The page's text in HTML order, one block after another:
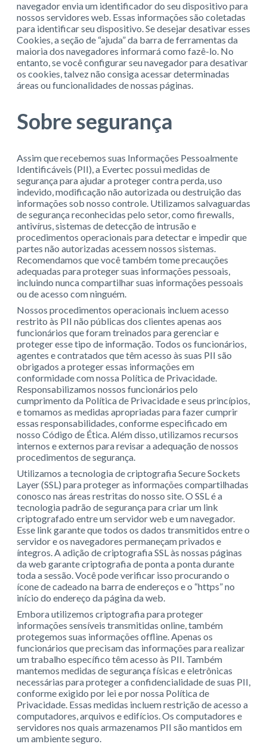
navegador envia um identificador do seu dispositivo para
nossos servidores web. Essas informações são coletadas
para identificar seu dispositivo. Se desejar desativar esses
Cookies, a seção de “ajuda” da barra de ferramentas da
maioria dos navegadores informará como fazê-lo. No
entanto, se você configurar seu navegador para desativar
os cookies, talvez não consiga acessar determinadas
áreas ou funcionalidades de nossas páginas.
Sobre segurança
Assim que recebemos suas Informações Pessoalmente
Identificáveis (PII), a Evertec possui medidas de
segurança para ajudar a proteger contra perda, uso
indevido, modificação não autorizada ou destruição das
informações sob nosso controle. Utilizamos salvaguardas
de segurança reconhecidas pelo setor, como firewalls,
antivírus, sistemas de detecção de intrusão e
procedimentos operacionais para detectar e impedir que
partes não autorizadas acessem nossos sistemas.
Recomendamos que você também tome precauções
adequadas para proteger suas informações pessoais,
incluindo nunca compartilhar suas informações pessoais
ou de acesso com ninguém.
Nossos procedimentos operacionais incluem acesso
restrito às PII não públicas dos clientes apenas aos
funcionários que foram treinados para gerenciar e
proteger esse tipo de informação. Todos os funcionários,
agentes e contratados que têm acesso às suas PII são
obrigados a proteger essas informações em
conformidade com nossa Política de Privacidade.
Responsabilizamos nossos funcionários pelo
cumprimento da Política de Privacidade e seus princípios,
e tomamos as medidas apropriadas para fazer cumprir
essas responsabilidades, conforme especificado em
nosso Código de Ética. Além disso, utilizamos recursos
internos e externos para revisar a adequação de nossos
procedimentos de segurança.
Utilizamos a tecnologia de criptografia Secure Sockets
Layer (SSL) para proteger as informações compartilhadas
conosco nas áreas restritas do nosso site. O SSL é a
tecnologia padrão de segurança para criar um link
criptografado entre um servidor web e um navegador.
Esse link garante que todos os dados transmitidos entre o
servidor e os navegadores permaneçam privados e
íntegros. A adição de criptografia SSL às nossas páginas
da web garante criptografia de ponta a ponta durante
toda a sessão. Você pode verificar isso procurando o
ícone de cadeado na barra de endereços e o “https” no
início do endereço da página da web.
Embora utilizemos criptografia para proteger
informações sensíveis transmitidas online, também
protegemos suas informações offline. Apenas os
funcionários que precisam das informações para realizar
um trabalho específico têm acesso às PII. Também
mantemos medidas de segurança físicas e eletrônicas
necessárias para proteger a confidencialidade de suas PII,
conforme exigido por lei e por nossa Política de
Privacidade. Essas medidas incluem restrição de acesso a
computadores, arquivos e edifícios. Os computadores e
servidores nos quais armazenamos PII são mantidos em
um ambiente seguro.